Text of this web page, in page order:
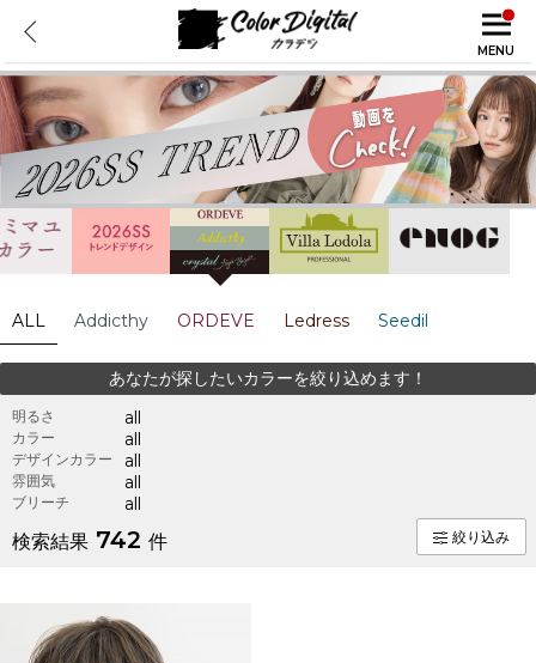
MENU
ALL Addicthy ORDEVE Ledress Seedil
あなたが探したいカラーを絞り込めます！
明るさ all
カラー all
デザインカラー all
雰囲気 all
ブリーチ all
検索結果 742 件 絞り込み